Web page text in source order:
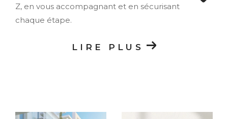
Z, en vous accompagnant et en sécurisant
chaque étape.
Notre ambition est d’apporter une solution
LIRE PLUS